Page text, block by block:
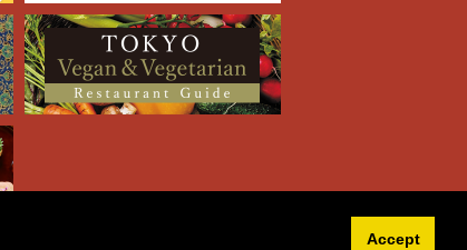
Accept